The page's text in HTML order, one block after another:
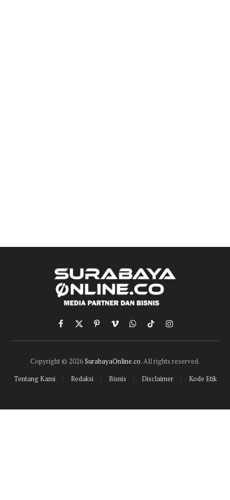
Facebook
X
(Twitter)
PinterestVimeoWhatsApp
TikTokInstagram
Copyright © 2026SurabayaOnline.co. All rights reserved.
Tentang Kami
Redaksi Bisnis Disclaimer Kode Etik